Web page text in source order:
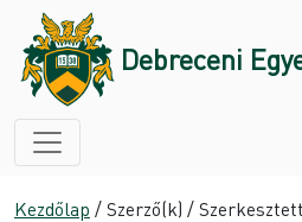
Debreceni
Kezdőlap / Szerző(k) /